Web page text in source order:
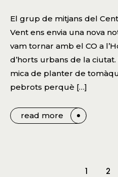
El grup de mitjans del
Vent ens envia una nova
vam tornar amb el CO a
d’horts urbans de la
mica de planter de
pebrots perquè […]
read more
1 2